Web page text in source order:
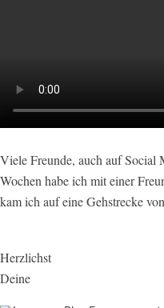
Viele Freunde, auch auf Social
Wochen habe ich mit einer
kam ich auf eine Gehstrecke
Herzlichst
Deine